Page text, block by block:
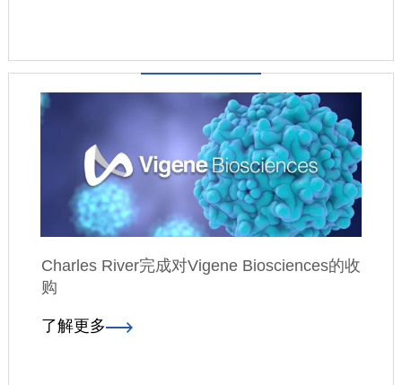
Charles River完成对Vigene Biosciences的收
购
了解更多